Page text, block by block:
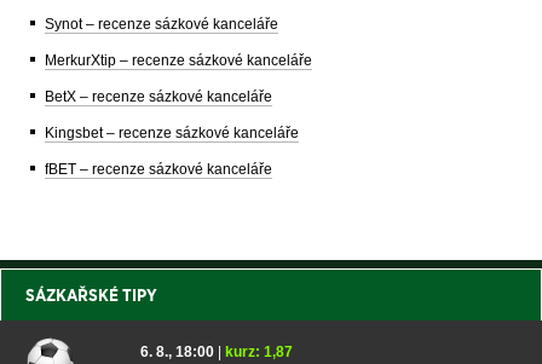
Synot – recenze sázkové kanceláře
MerkurXtip – recenze sázkové kanceláře
BetX – recenze sázkové kanceláře
Kingsbet – recenze sázkové kanceláře
fBET – recenze sázkové kanceláře
SÁZKAŘSKÉ TIPY
6. 8., 18:00
kurz: 1,87